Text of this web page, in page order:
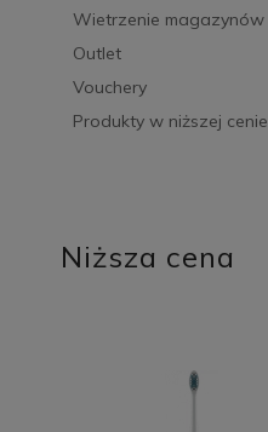
Wietrzenie magazynów
Outlet
Vouchery
Produkty w niższej cenie
Niższa cena